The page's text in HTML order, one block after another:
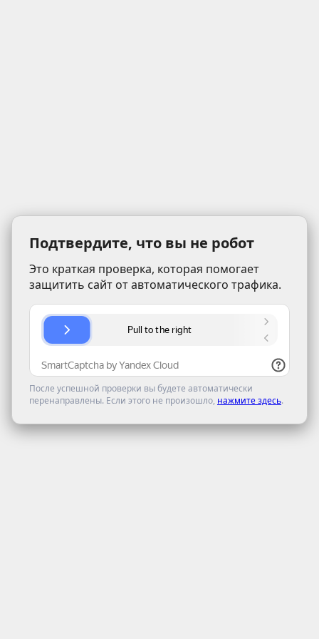
Подтвердите, что вы не робот
Это краткая проверка, которая помогает
защитить сайт от автоматического трафика.
После успешной проверки вы будете автоматически
перенаправлены. Если этого не произошло, нажмите здесь.